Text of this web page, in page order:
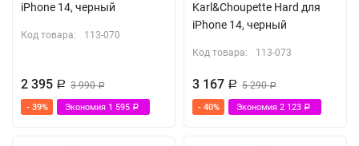
iPhone 14, черный
Код товара: 113-070
2 395 Р 3 990Р
- 39% Экономия 1 595 Р
Karl&Choupette Hard для
iPhone 14, черный
Код товара: 113-073
3 167 Р 5 290Р
- 40% Экономия 2 123 Р